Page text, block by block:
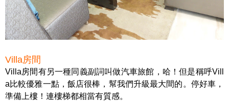
Villa房間
Villa房間有另一種同義副詞叫做汽車旅館，哈！但是稱呼Vill
a比較優雅一點，飯店很棒，幫我們升級最大間的。停好車，
準備上樓！連樓梯都相當有質感。